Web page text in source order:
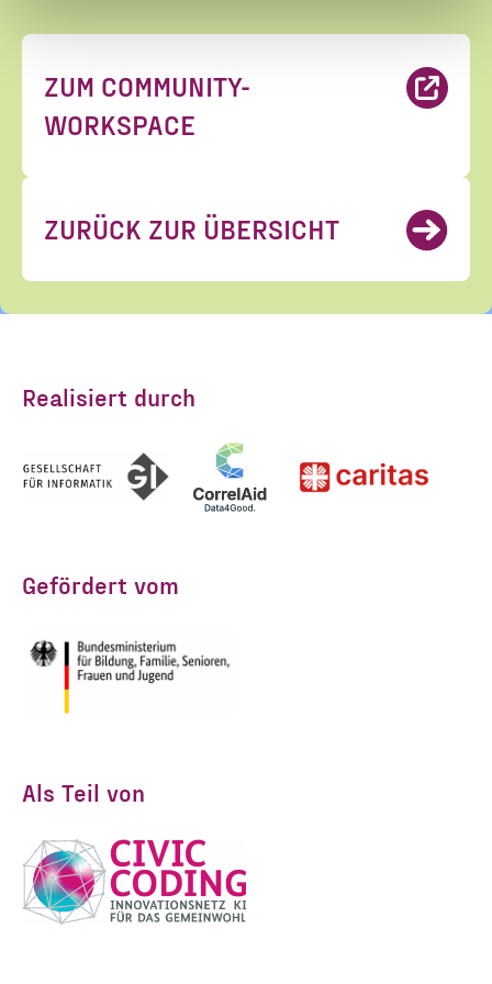
ZUM COMMUNITY-
WORKSPACE
ZURÜCK ZUR ÜBERSICHT
Realisiert durch
Gefördert vom
Als Teil von
Einwilligung
Ja, ich möchte den Newsletter
des Civic Data Lab per E-Mail
Ich habe die Hinweise zum
*
ANMELDEN